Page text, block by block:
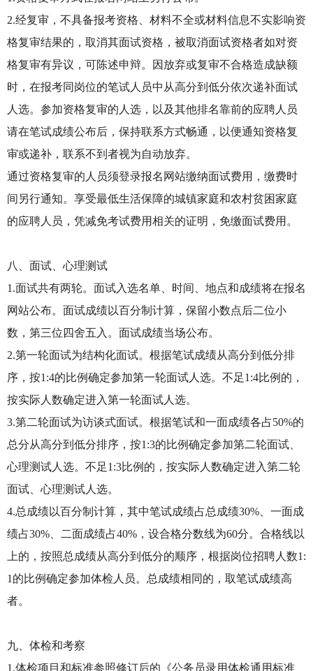
2.经复审，不具备报考资格、材料不全或材料信息不实影响资
格复审结果的，取消其面试资格，被取消面试资格者如对资
格复审有异议，可陈述申辩。因放弃或复审不合格造成缺额
时，在报考同岗位的笔试人员中从高分到低分依次递补面试
人选。参加资格复审的人选，以及其他排名靠前的应聘人员
请在笔试成绩公布后，保持联系方式畅通，以便通知资格复
审或递补，联系不到者视为自动放弃。
通过资格复审的人员须登录报名网站缴纳面试费用，缴费时
间另行通知。享受最低生活保障的城镇家庭和农村贫困家庭
的应聘人员，凭减免考试费用相关的证明，免缴面试费用。
八、面试、心理测试
1.面试共有两轮。面试入选名单、时间、地点和成绩将在报名
网站公布。面试成绩以百分制计算，保留小数点后二位小
数，第三位四舍五入。面试成绩当场公布。
2.第一轮面试为结构化面试。根据笔试成绩从高分到低分排
序，按1:4的比例确定参加第一轮面试人选。不足1:4比例的，
按实际人数确定进入第一轮面试人选。
3.第二轮面试为访谈式面试。根据笔试和一面成绩各占50%的
总分从高分到低分排序，按1:3的比例确定参加第二轮面试、
心理测试人选。不足1:3比例的，按实际人数确定进入第二轮
面试、心理测试人选。
4.总成绩以百分制计算，其中笔试成绩占总成绩30%、一面成
绩占30%、二面成绩占40%，设合格分数线为60分。合格线以
上的，按照总成绩从高分到低分的顺序，根据岗位招聘人数1:
1的比例确定参加体检人员。总成绩相同的，取笔试成绩高
者。
九、体检和考察
1.体检项目和标准参照修订后的《公务员录用体检通用标准